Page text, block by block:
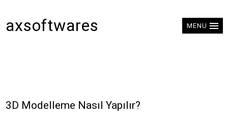
MENU
axsoftwares
3D Modelleme Nasıl Yapılır?